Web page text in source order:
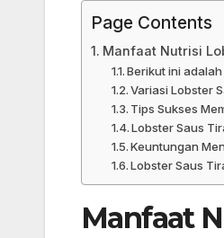
Page Contents
Manfaat Nutrisi
Berikut ini
Variasi Lobster
Tips Sukses
Lobster Saus
Keuntungan
Lobster Saus
Manfaat